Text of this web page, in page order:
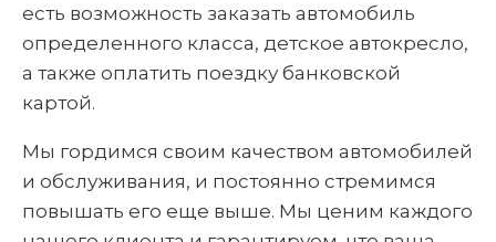
есть возможность заказать автомобиль
определенного класса, детское автокресло,
а также оплатить поездку банковской
картой.
Мы гордимся своим качеством автомобилей
и обслуживания, и постоянно стремимся
повышать его еще выше. Мы ценим каждого